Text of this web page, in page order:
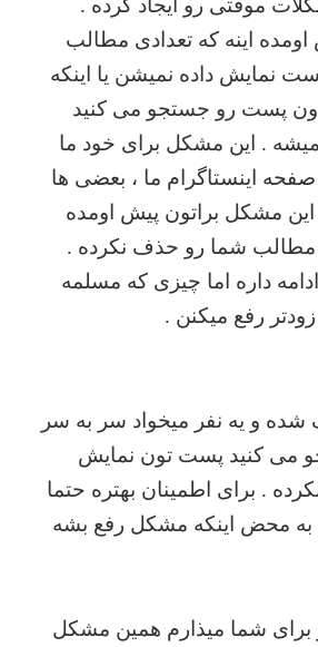
موقتی رو ایجاد کرده .
اینه که تعدادی مطالب
در صفحه نخست نمایش داده نمیشن یا اینکه
اون پست رو جستجو می کنید
. این مشکل برای خود ما
اما تو صفحه اینستاگرام ما ، بعضی ها
. اگر شما هم این مشکل براتون پیش اومده
مطالب شما رو حذف نکرده .
داره اما چیزی که مسلمه
رفع میکنن .
و یه نفر میخواد سر به سر
می کنید پست تون نمایش
. برای اطمینان بهتره حتما
به محض اینکه مشکل رفع بشه
برای شما میذارم همین مشکل